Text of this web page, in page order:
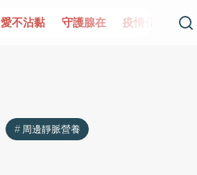
愛不沾黏 守護腺在 疫情保衛戰
周邊靜脈營養